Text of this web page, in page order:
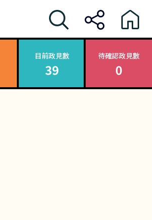
目前政見數
39
待確認政見數
0